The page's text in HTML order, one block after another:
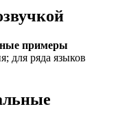
примеры
для ряда языков